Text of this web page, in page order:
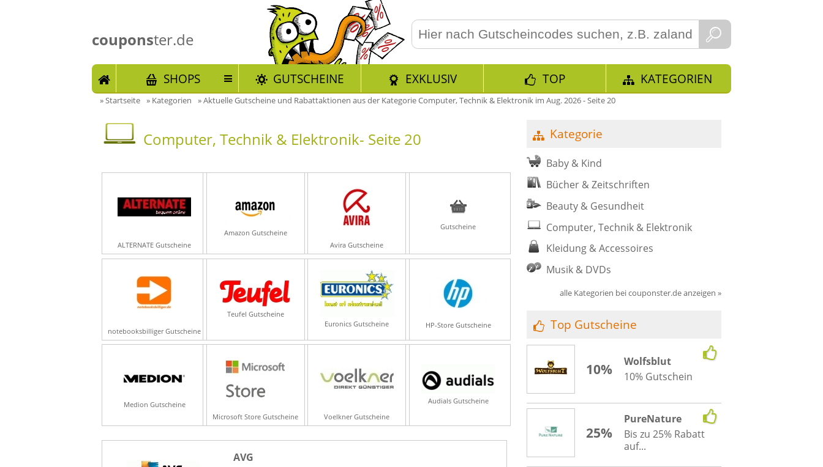
couponster.de
START SHOPS GUTSCHEINE EXKLUSIV TOP KATEGORIEN
»Startseite » Kategorien »Aktuelle Gutscheine und Rabattaktionen aus der Kategorie Computer, Technik & Elektronik im Aug. 2026 - Seite 20
Computer, Technik & Elektronik- Seite 20
ALTERNATE Gutscheine
Amazon Gutscheine
Avira Gutscheine
Gutscheine
notebooksbilliger Gutscheine
Teufel Gutscheine
Euronics Gutscheine
HP-Store Gutscheine
Medion Gutscheine
Microsoft Store Gutscheine
Voelkner Gutscheine
Audials Gutscheine
AVG
Kategorie
Baby & Kind
Bücher & Zeitschriften
Beauty & Gesundheit
Computer, Technik & Elektronik
Kleidung & Accessoires
Musik & DVDs
alle Kategorien bei couponster.de anzeigen »
Top Gutscheine
10%
Wolfsblut
10% Gutschein
25%
PureNature
Bis zu 25% Rabatt
auf...